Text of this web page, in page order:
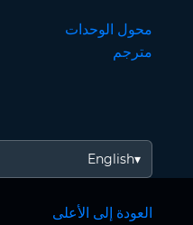
محول الوحدات
مترجم
English
العودة إلى الأعلى